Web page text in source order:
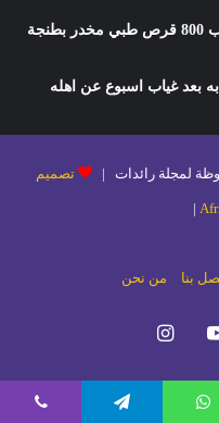
بعد غياب اسبوع عن اهله
تصميم
|
بنا من نحن
يوتيوبانستقرام